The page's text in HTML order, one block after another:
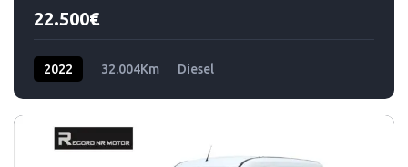
22.500€
2022 32.004Km Diesel